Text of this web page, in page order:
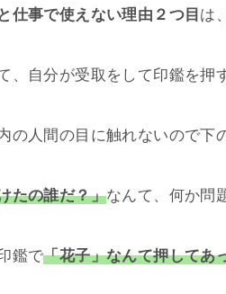
仕事で使えない理由２つ目 は
、自分が受取をして印鑑を押
の人間の目に触れないので下
たの誰だ？」なんて、何か問
鑑で「花子」なんて押してあ